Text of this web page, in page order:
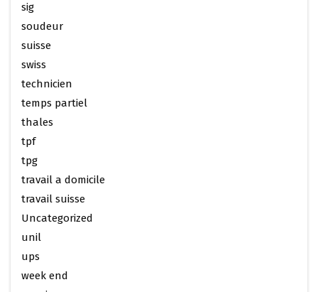
sig
soudeur
suisse
swiss
technicien
temps partiel
thales
tpf
tpg
travail a domicile
travail suisse
Uncategorized
unil
ups
week end